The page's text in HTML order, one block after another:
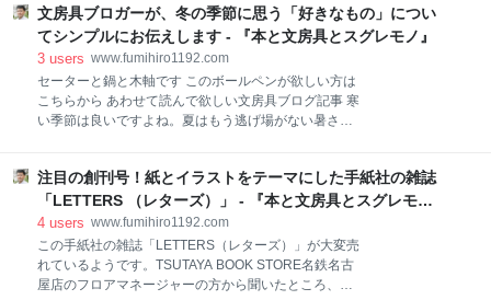
には、嬉しかったことを覚えています。普通に店頭で
購入できたのです。今なら、もっと普通に買えるでし
ょう。 このシャープペンの代表機能です ペン先に装備
されているガ
具も全く大事にしていませんでした。もちろん、勉強
も出来ませんでした。 今考えると、学校に行って勉強
するということに何の意味があるのかよくわかりませ
ん。たくさん人がいる中で揉まれて協調性を磨くのが
目的だったのかも知れないです。好きな勉強は自宅で
集中してやった方が効果が大きいです。 さらに今時の
のメンバーを選任してくれるようになると思います。
受験勉強も大学の講義も無駄なものはどんどんなくな
ります。 楽しみで明るい未来が、うっすらと見えてき
ているような気が
文房具ブロガーが、冬の季節に思う「好きなもの」につい
てシンプルにお伝えします - 『本と文房具とスグレモノ』
3 users www.fumihiro1192.com
セーターと鍋と木軸です このボールペンが欲しい方は
こちらから あわせて読んで欲しい文房具ブログ記事 寒
い季節は良いですよね。夏はもう逃げ場がない暑さ
れば良いのです。今日は冬に好きなものを書いていき
ますね。 セーターと鍋と木軸です 僕はセーターが大好
きです。暖かくて着やすいですよね。強風には弱いで
すが、冬場の防寒着としては最高だと思います。ちょ
っとしたご縁で羊毛加工に興味がわいたので、今年の
冬は羊毛セーターにチャレンジしてみたいと思いま
注目の創刊号！紙とイラストをテーマにした手紙社の雑誌
「LETTERS （レターズ）」 - 『本と文房具とスグレモ
ノ』
4 users www.fumihiro1192.com
この手紙社の雑誌「LETTERS（レターズ）」が大変売
れているようです。TSUTAYA BOOK STORE名鉄名古
屋店のフロアマネージャーの方から聞いたところ、も